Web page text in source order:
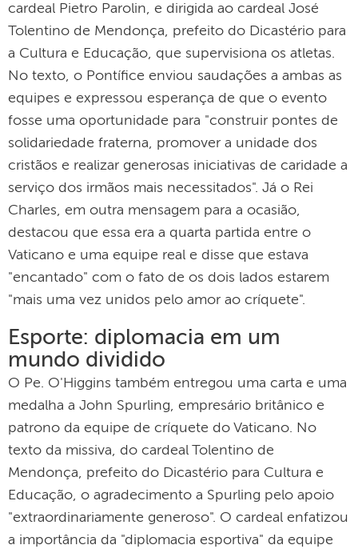
cardeal Pietro Parolin, e dirigida ao cardeal José
Tolentino de Mendonça, prefeito do Dicastério para
a Cultura e Educação, que supervisiona os atletas.
No texto, o Pontífice enviou saudações a ambas as
equipes e expressou esperança de que o evento
fosse uma oportunidade para "construir pontes de
solidariedade fraterna, promover a unidade dos
cristãos e realizar generosas iniciativas de caridade a
serviço dos irmãos mais necessitados". Já o Rei
Charles, em outra mensagem para a ocasião,
destacou que essa era a quarta partida entre o
Vaticano e uma equipe real e disse que estava
"encantado" com o fato de os dois lados estarem
"mais uma vez unidos pelo amor ao críquete".
Esporte: diplomacia em um
mundo dividido
O Pe. O'Higgins também entregou uma carta e uma
medalha a John Spurling, empresário britânico e
patrono da equipe de críquete do Vaticano. No
texto da missiva, do cardeal Tolentino de
Mendonça, prefeito do Dicastério para Cultura e
Educação, o agradecimento a Spurling pelo apoio
"extraordinariamente generoso". O cardeal enfatizou
a importância da "diplomacia esportiva" da equipe